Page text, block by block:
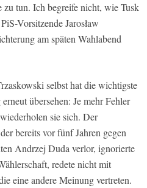
tun. Ich begreife nicht, wie Tusk
Vorsitzende Jarosław
am späten Wahlabend
selbst hat die wichtigste
übersehen: Je mehr Fehler
sie sich. Der
bereits vor fünf Jahren gegen
Andrzej Duda verlor, ignorierte
redete nicht mit
eine andere Meinung vertreten.